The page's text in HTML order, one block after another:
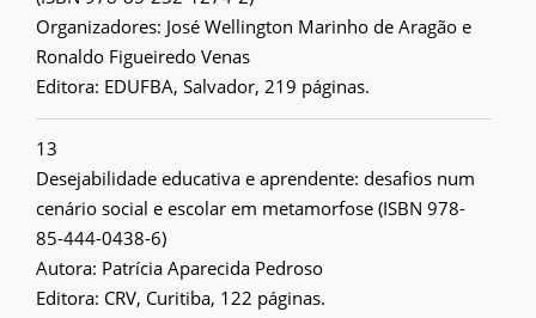
Organizadores: José Wellington Marinho de Aragão e
Ronaldo Figueiredo Venas
Editora: EDUFBA, Salvador, 219 páginas.
13
Desejabilidade educativa e aprendente: desafios num
cenário social e escolar em metamorfose (ISBN 978-
85-444-0438-6)
Autora: Patrícia Aparecida Pedroso
Editora: CRV, Curitiba, 122 páginas.